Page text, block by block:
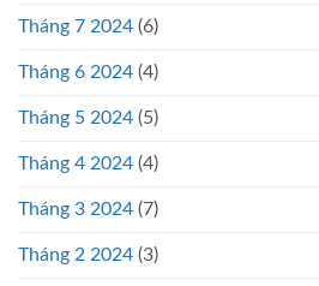
Tháng 7 2024 (6)
Tháng 6 2024 (4)
Tháng 5 2024 (5)
Tháng 4 2024 (4)
Tháng 3 2024 (7)
Tháng 2 2024 (3)